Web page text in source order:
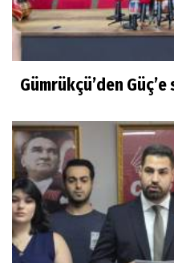
Gümrükçü’den Güç’e